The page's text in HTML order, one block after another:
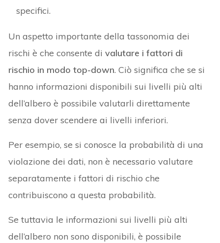
specifici.
Un aspetto importante della tassonomia dei
rischi è che consente divalutare i fattori di
rischio in modo top-down. Ciò significa che se si
hanno informazioni disponibili sui livelli più alti
dell’albero è possibile valutarli direttamente
senza dover scendere ai livelli inferiori.
Per esempio, se si conosce la probabilità di una
violazione dei dati, non è necessario valutare
separatamente i fattori di rischio che
contribuiscono a questa probabilità.
Se tuttavia le informazioni sui livelli più alti
dell’albero non sono disponibili, è possibile